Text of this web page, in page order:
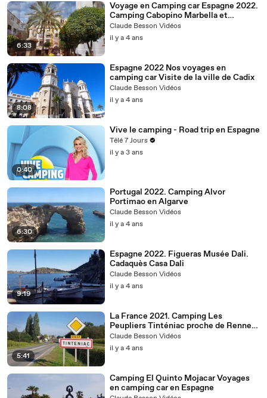
6:33
Voyage en Camping car Espagne 2022.
Camping Cabopino Marbella et
Caminito del Rey
Claude Besson Vidéos
il y a 4 ans
8:08
Espagne 2022 Nos voyages en
camping car Visite de la ville de Cadix
Claude Besson Vidéos
il y a 4 ans
0:40
Vive le camping - Road trip en Espagne
Télé 7 Jours
il y a 3 ans
6:30
Portugal 2022. Camping Alvor
Portimao en Algarve
Claude Besson Vidéos
il y a 4 ans
9:19
Espagne 2022. Figueras Musée Dali.
Cadaquès Casa Dali
Claude Besson Vidéos
il y a 4 ans
5:41
La France 2021. Camping Les
Peupliers Tinténiac proche de Rennes.
Ile et vilaine
Claude Besson Vidéos
il y a 4 ans
Camping El Quinto Mojacar Voyages
en camping car en Espagne